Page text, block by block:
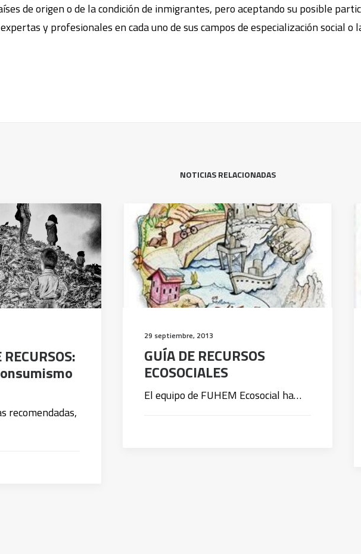
de origen o de la condición de inmigrantes, pero aceptando su posible
y profesionales en cada uno de sus campos de especialización social o
NOTICIAS RELACIONADAS
recomendadas,
29 septiembre, 2013
GUÍA DE RECURSOS
ECOSOCIALES
El equipo de FUHEM Ecosocial ha…